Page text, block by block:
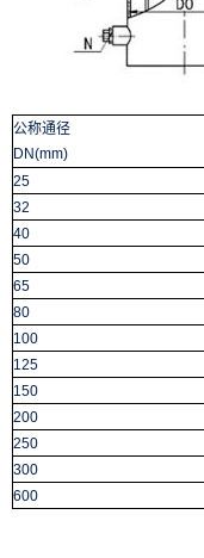
公称通径
DN(mm)
25
32
40
50
65
80
100
125
150
200
250
300
600